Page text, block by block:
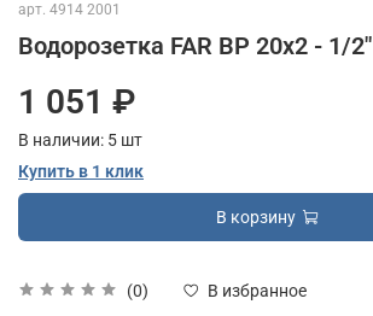
арт. 4914 2001
Водорозетка FAR ВР 20x2 - 1/2"
(0)
В избранное
1 051 ₽
В наличии: 5 шт
Купить в 1 клик
В корзину